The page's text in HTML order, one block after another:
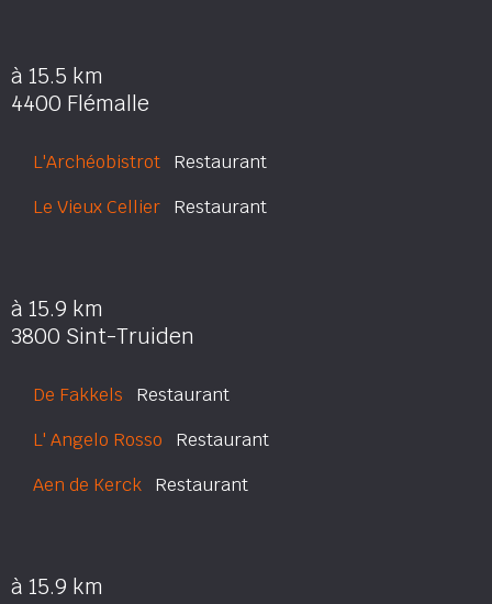
à 15.5 km
4400 Flémalle
L'Archéobistrot Restaurant
Le Vieux Cellier Restaurant
à 15.9 km
3800 Sint-Truiden
De Fakkels Restaurant
L' Angelo Rosso Restaurant
Aen de Kerck Restaurant
à 15.9 km